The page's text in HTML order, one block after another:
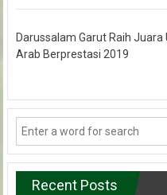
Darussalam Garut Raih Juara
Arab Berprestasi 2019
Recent Posts